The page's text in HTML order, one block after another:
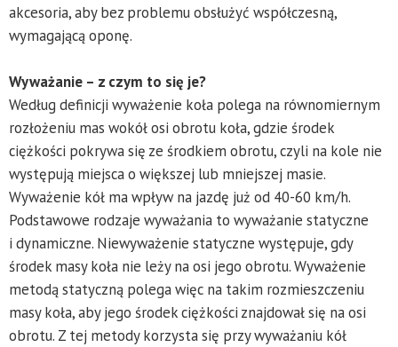
akcesoria, aby bez problemu obsłużyć współczesną,
wymagającą oponę.
Wyważanie – z czym to się je?
Według definicji wyważenie koła polega na równomiernym
rozłożeniu mas wokół osi obrotu koła, gdzie środek
ciężkości pokrywa się ze środkiem obrotu, czyli na kole nie
występują miejsca o większej lub mniejszej masie.
Wyważenie kół ma wpływ na jazdę już od 40-60 km/h.
Podstawowe rodzaje wyważania to wyważanie statyczne
i dynamiczne. Niewyważenie statyczne występuje, gdy
środek masy koła nie leży na osi jego obrotu. Wyważenie
metodą statyczną polega więc na takim rozmieszczeniu
masy koła, aby jego środek ciężkości znajdował się na osi
obrotu. Z tej metody korzysta się przy wyważaniu kół